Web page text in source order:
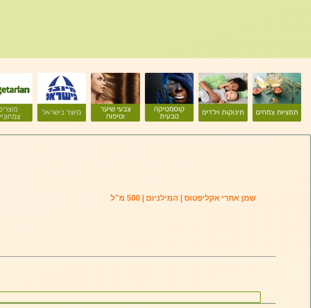
שמן אתרי אקליפטוס | המילניום | 500 מ”ל